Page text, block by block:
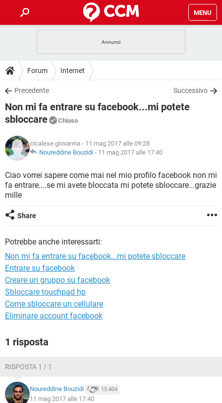
MENU
INTRATTENIMENTO
iOS
INSTAGRAM WHATSAPP
TIKTOK
HARDWARE
GUIDE
COVID-19
iOS
TIKTOK FACEBOOK
DOWNLOAD
COVID-19 GAMING
INTRATTENIMENTO
iOS WINDOWS 10
INSTAGRAM
TIKTOK FACEBOOK
HARDWARE
FORUM
INTRATTENIMENTO ANDROID
INSTAGRAM WHATSAPP
HARDWARE
GLOSSARIO
COVID-19
INTRATTENIMENTO ANDROID
iOS
INSTAGRAM
HARDWARE
Forum Internet
Precedente Successivo
Non mi fa entrare su facebook...mi potete
sbloccare
Chiuso
cicalese giovanna - 11 mag 2017 alle 09:28
Noureddine Bouzidi - 11 mag 2017 alle 17:40
Ciao vorrei sapere come mai nel mio profilo facebook non mi
fa entrare....se mi avete bloccata mi potete sbloccare...grazie
mille
Share
Potrebbe anche interessarti:
Non mi fa entrare su facebook...mi potete sbloccare
Entrare su facebook
Creare un gruppo su facebook
Sbloccare touchpad hp
Come sbloccare un cellulare
Eliminare account facebook
1 risposta
RISPOSTA 1 / 1
Noureddine Bouzidi 15.404
11 mag 2017 alle 17:40